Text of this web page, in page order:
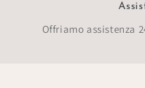
Offriamo assistenza